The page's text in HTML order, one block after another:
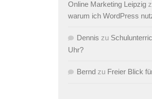
Online Marketing Leipzig
warum ich WordPress
Dennis zu
Uhr?
Bernd zu Freier Blick